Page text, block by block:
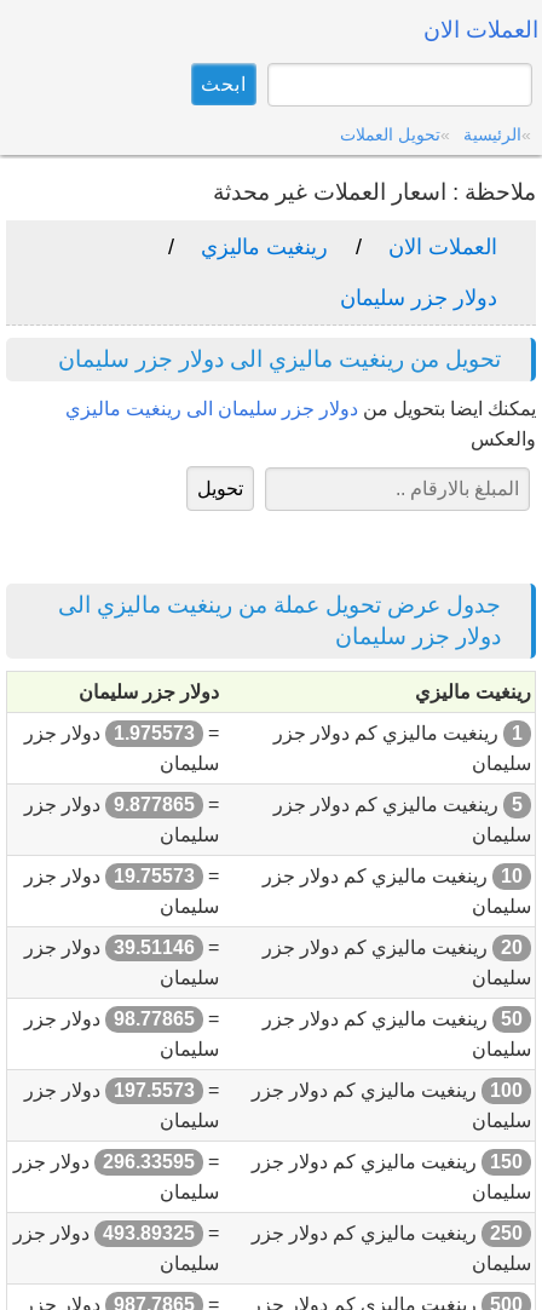
العملات الان
الرئيسية تحويل العملات
ملاحظة : اسعار العملات غير محدثة
العملات الان رينغيت ماليزي
دولار جزر سليمان
تحويل من رينغيت ماليزي الى دولار جزر سليمان
يمكنك ايضا بتحويل من دولار جزر سليمان الى رينغيت ماليزي
والعكس
جدول عرض تحويل عملة من رينغيت ماليزي الى
دولار جزر سليمان
رينغيت ماليزي
دولار جزر سليمان
1
رينغيت ماليزي كم دولار جزر
سليمان
=
1.975573
دولار جزر
سليمان
5
رينغيت ماليزي كم دولار جزر
سليمان
=
9.877865
دولار جزر
سليمان
10
رينغيت ماليزي كم دولار جزر
سليمان
=
19.75573
دولار جزر
سليمان
20
رينغيت ماليزي كم دولار جزر
سليمان
=
39.51146
دولار جزر
سليمان
50
رينغيت ماليزي كم دولار جزر
سليمان
=
98.77865
دولار جزر
سليمان
100
رينغيت ماليزي كم دولار جزر
سليمان
=
197.5573
دولار جزر
سليمان
150
رينغيت ماليزي كم دولار جزر
سليمان
=
296.33595
دولار جزر
سليمان
250
رينغيت ماليزي كم دولار جزر
سليمان
=
493.89325
دولار جزر
سليمان
500
رينغيت ماليزي كم دولار جزر
=
987.7865
دولار جزر